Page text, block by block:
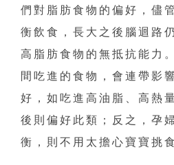
們對脂肪食物的偏好，儘
衡飲食，長大之後腦迴路
高脂肪食物的無抵抗能力
間吃進的食物，會連帶影
好，如吃進高油脂、高熱
後則偏好此類；反之，孕
衡，則不用太擔心寶寶挑食